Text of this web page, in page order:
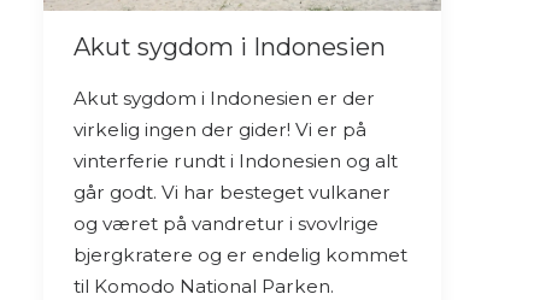
Akut sygdom i Indonesien
Akut sygdom i Indonesien er der
virkelig ingen der gider! Vi er på
vinterferie rundt i Indonesien og alt
går godt. Vi har besteget vulkaner
og været på vandretur i svovlrige
bjergkratere og er endelig kommet
til Komodo National Parken.